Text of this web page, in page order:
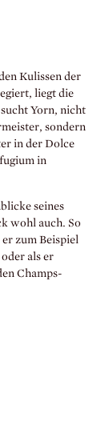
Kulissen der
liegt die
Yorn, nicht
sondern
in der Dolce
in
seines
wohl auch. So
zum Beispiel
als er
Champs-